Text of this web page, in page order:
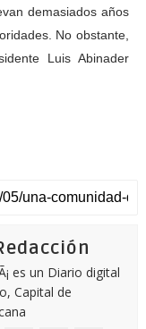
demasiados años
No obstante,
Luis Abinader
es un Diario digital
Capital de